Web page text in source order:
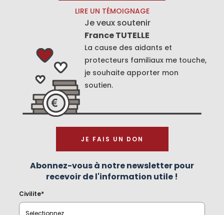
LIRE UN TÉMOIGNAGE
Je veux soutenir
France TUTELLE
La cause des aidants et
protecteurs familiaux me touche,
je souhaite apporter mon
soutien.
JE FAIS UN DON
Abonnez-vous à notre newsletter pour
recevoir de l'information utile !
Civilite*